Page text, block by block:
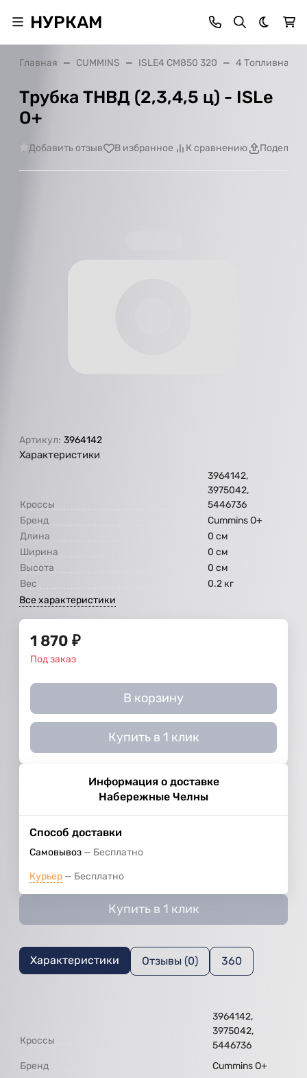
НУРКАМ Темная
Главная CUMMINS ISLE4 CM850 320 4 Топливная
Трубка ТНВД (2,3,4,5 ц) - ISLe
O+
Добавить отзыв В избранное К сравнению
Артикул: 3964142
Характеристики
Кроссы
3964142,
3975042,
5446736
Бренд
Cummins O+
Длина
0 см
Ширина
0 см
Высота
0 см
Вес
0.2 кг
Все характеристики
1 870 ₽
Под заказ
В корзину
Купить в 1 клик
Информация о доставке
Набережные Челны
Способ доставки
Самовывоз Бесплатно
Курьер Бесплатно
Купить в 1 клик
Характеристики Отзывы (0) 360
Кроссы
3964142,
3975042,
5446736
Бренд
Cummins O+